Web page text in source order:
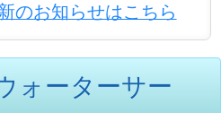
のお知らせはこちら
ォーターサー